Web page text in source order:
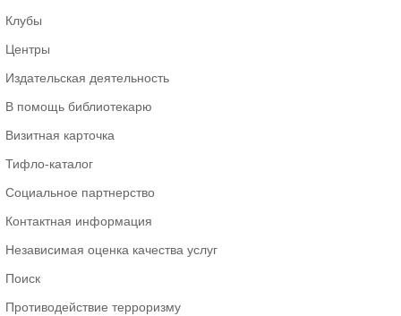
Клубы
Центры
Издательская деятельность
В помощь библиотекарю
Визитная карточка
Тифло-каталог
Социальное партнерство
Контактная информация
Независимая оценка качества услуг
Поиск
Противодействие терроризму